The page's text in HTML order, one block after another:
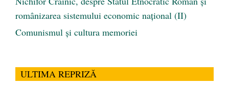
românizarea sistemului economic naţional (II)
Comunismul şi cultura memoriei
ULTIMA REPRIZĂ